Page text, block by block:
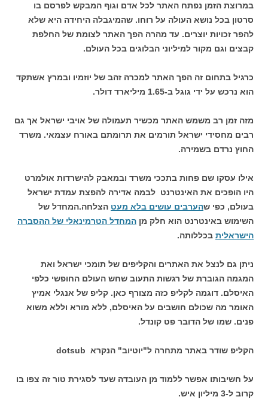
במרוצת הזמן נפתח האתר לכל אדם וגוף המבקש לפרסם בו
סרטון בכל נושא העולה על רוחו. שהמיגבלה היחידה היא שלא
להפר זכויות יוצרים. עד מהרה הפך האתר לצומת של החלפת
קבצים וגם מקור למיליוני הבלוגים בכל העולם.
כרגיל בתחום זה הפך האתר למכרה זהב של יוזמיו ובמרץ אשתקד
הוא נרכש על ידי גוגל ב-1.65 מיליארד דולר.
מזה זמן רב משמש האתר מכשיר תעמולה של אויבי ישראל אך גם
רבים מחסידי ישראל תורמים את תרומתם באורח עצמאי. משרד
החוץ נרדם בשמירה.
אילו עסקו שם פחות בתככי משרד ובמאבק להישרדות אולמרט
היו הופכים את האינטרנט לבמה אדירה להפצת עמדת ישראל
בעולם, כפי שהערבים עושים בלא מעט הצלחה.המחדל של
השימוש באינטרנט הוא חלק מן המחדל הטרמינאלי של ההסברה
הישראלית בכללותה.
ניתן גם לנצל את האתרים והקליפים של תומכי ישראל ואת
המגמה הגוברת של רגשות התעוב שחש העולם החופשי כלפי
האיסלם. דוגמה לקליפ כזה מצורף כאן. קליפ של אנגלי אמיץ
האומר מה שכולם חושבים על האיסלם, ללא מורא וללא משוא
פנים. שמו של הדובר פט קונדל.
הקליפ שודר באתר מתחרה ל"יוטיוב" הנקרא dotsub
על חשיבותו אפשר ללמוד מן העובדה שעד לסגירת טור זה צפו בו
קרוב ל-3 מיליון איש.